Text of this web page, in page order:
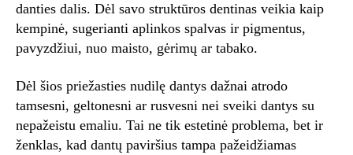
danties dalis. Dėl savo struktūros dentinas veikia kaip
kempinė, sugerianti aplinkos spalvas ir pigmentus,
pavyzdžiui, nuo maisto, gėrimų ar tabako.
Dėl šios priežasties nudilę dantys dažnai atrodo
tamsesni, geltonesni ar rusvesni nei sveiki dantys su
nepažeistu emaliu. Tai ne tik estetinė problema, bet ir
ženklas, kad dantų paviršius tampa pažeidžiamas